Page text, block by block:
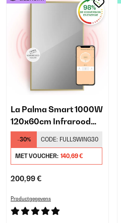
La Palma Smart 1000W
120x60cm Infrarood
Spiegel Goud
-30% CODE: FULLSWING30
MET VOUCHER: 140,69 €
200,99 €
Productgegevens